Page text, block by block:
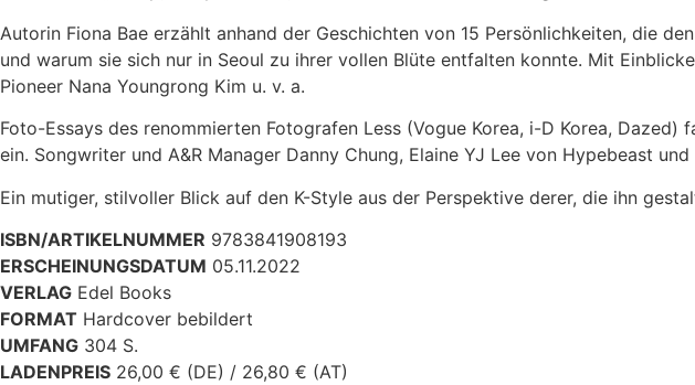
Autorin Fiona Bae erzählt anhand der Geschichten von 15 Persönlichkeiten, die
und warum sie sich nur in Seoul zu ihrer vollen Blüte entfalten konnte. Mit
Pioneer Nana Youngrong Kim u. v. a.
Foto-Essays des renommierten Fotografen Less (Vogue Korea, i-D Korea,
ein. Songwriter und A&R Manager Danny Chung, Elaine YJ Lee von Hypebeast
Ein mutiger, stilvoller Blick auf den K-Style aus der Perspektive derer, die ihn
ISBN/ARTIKELNUMMER 9783841908193
ERSCHEINUNGSDATUM 05.11.2022
VERLAG Edel Books
FORMAT Hardcover bebildert
UMFANG 304 S.
LADENPREIS 26,00 € (DE) / 26,80 € (AT)